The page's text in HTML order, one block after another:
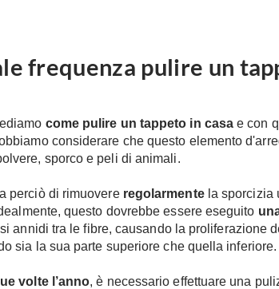
frequenza pulire un
come pulire un tappeto in casa e con
considerare che questo elemento
sporco e peli di animali.
perciò di rimuovere regolarmentela sporcizia
questo dovrebbe essere eseguito
annidi tra le fibre, causando la proliferazione
sia la sua parte superiore che quella inferiore.
volte l’anno, è necessario effettuare una